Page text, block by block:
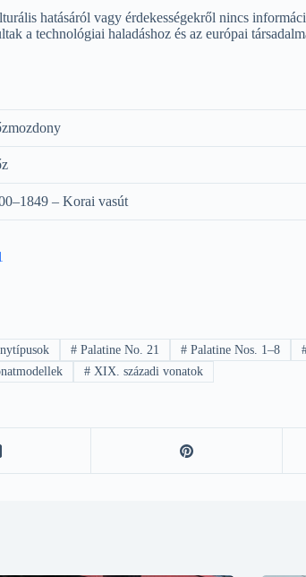
hatásáról vagy érdekességekről nincs
a technológiai haladáshoz és az európai
– Korai vasút
# Palatine No. 21 # Palatine Nos. 1–8
# XIX. századi vonatok